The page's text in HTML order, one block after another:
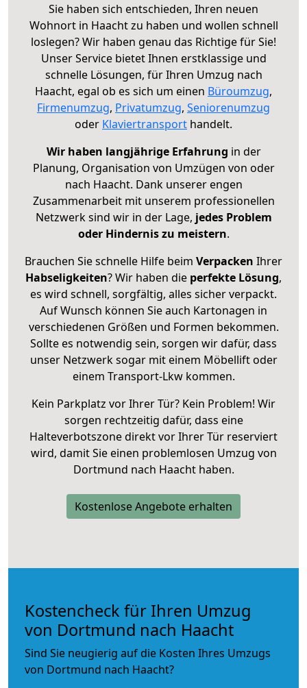
Sie haben sich entschieden, Ihren neuen
Wohnort in Haacht zu haben und wollen schnell
loslegen? Wir haben genau das Richtige für Sie!
Unser Service bietet Ihnen erstklassige und
schnelle Lösungen, für Ihren Umzug nach
Haacht, egal ob es sich um einen Büroumzug,
Firmenumzug, Privatumzug, Seniorenumzug
oder Klaviertransport handelt.
Wir haben langjährige Erfahrung in der
Planung, Organisation von Umzügen von oder
nach Haacht. Dank unserer engen
Zusammenarbeit mit unserem professionellen
Netzwerk sind wir in der Lage, jedes Problem
oder Hindernis zu meistern.
Brauchen Sie schnelle Hilfe beim Verpacken Ihrer
Habseligkeiten? Wir haben die perfekte Lösung,
es wird schnell, sorgfältig, alles sicher verpackt.
Auf Wunsch können Sie auch Kartonagen in
verschiedenen Größen und Formen bekommen.
Sollte es notwendig sein, sorgen wir dafür, dass
unser Netzwerk sogar mit einem Möbellift oder
einem Transport-Lkw kommen.
Kein Parkplatz vor Ihrer Tür? Kein Problem! Wir
sorgen rechtzeitig dafür, dass eine
Halteverbotszone direkt vor Ihrer Tür reserviert
wird, damit Sie einen problemlosen Umzug von
Dortmund nach Haacht haben.
Kostenlose Angebote erhalten
Kostencheck für Ihren Umzug
von Dortmund nach Haacht
Sind Sie neugierig auf die Kosten Ihres Umzugs
von Dortmund nach Haacht?